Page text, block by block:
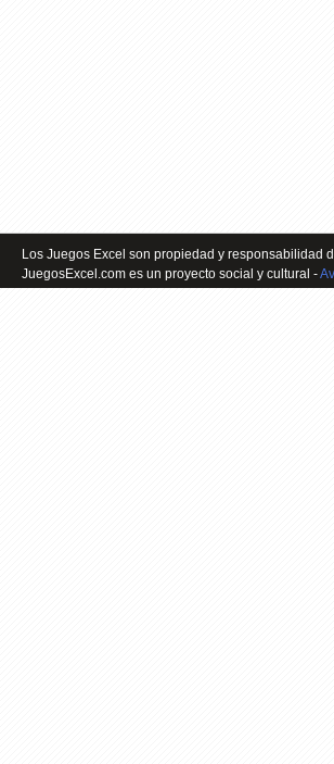
Los Juegos Excel son propiedad y responsabilidad
JuegosExcel.com es un proyecto social y cultural -